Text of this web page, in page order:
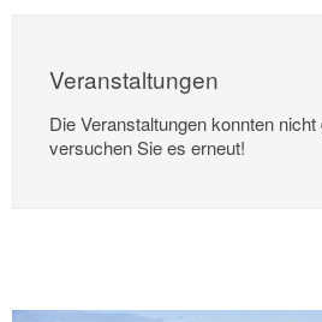
Veranstaltungen
Die Veranstaltungen konnten
versuchen Sie es erneut!